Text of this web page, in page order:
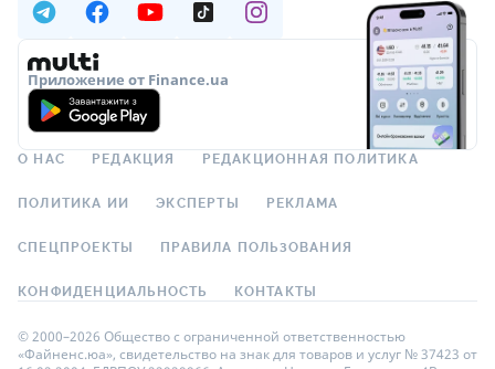
Приложение от Finance.ua
О НАС РЕДАКЦИЯ РЕДАКЦИОННАЯ ПОЛИТИКА
ПОЛИТИКА ИИ ЭКСПЕРТЫ РЕКЛАМА
СПЕЦПРОЕКТЫ ПРАВИЛА ПОЛЬЗОВАНИЯ
КОНФИДЕНЦИАЛЬНОСТЬ КОНТАКТЫ
© 2000–2026 Общество с ограниченной ответственностью
«Файненс.юа», свидетельство на знак для товаров и услуг № 37423 от